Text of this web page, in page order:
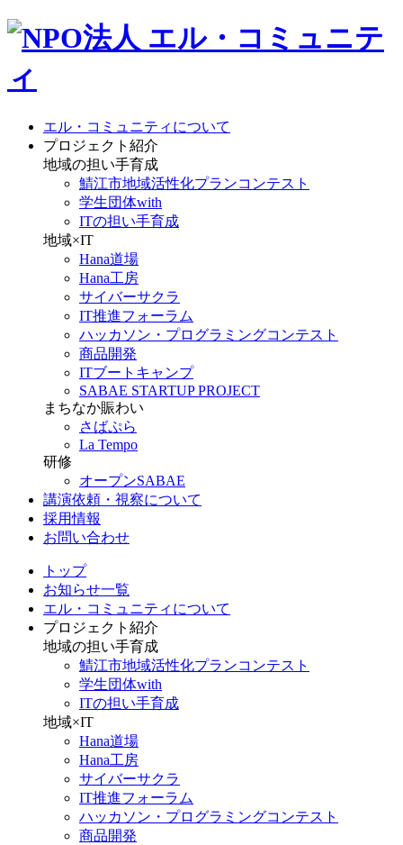
エル・コミュニティについて
プロジェクト紹介
地域の担い手育成
鯖江市地域活性化プランコンテスト
学生団体with
ITの担い手育成
地域×IT
Hana道場
Hana工房
サイバーサクラ
IT推進フォーラム
ハッカソン・プログラミングコンテスト
商品開発
ITブートキャンプ
SABAE STARTUP PROJECT
まちなか賑わい
さばぷら
La Tempo
研修
オープンSABAE
講演依頼・視察について
採用情報
お問い合わせ
トップ
お知らせ一覧
エル・コミュニティについて
プロジェクト紹介
地域の担い手育成
鯖江市地域活性化プランコンテスト
学生団体with
ITの担い手育成
地域×IT
Hana道場
Hana工房
サイバーサクラ
IT推進フォーラム
ハッカソン・プログラミングコンテスト
商品開発